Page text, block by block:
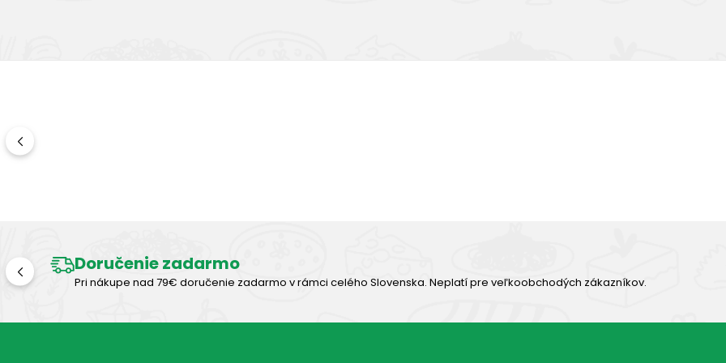
Doručenie zadarmo
Pri nákupe nad 79€ doručenie zadarmo v rámci celého Slovenska. Neplatí pre veľkoobchodých zákazníkov.